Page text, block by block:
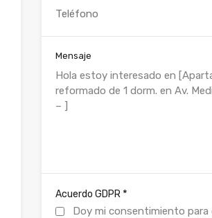
Mensaje
Acuerdo GDPR *
Doy mi consentimiento para